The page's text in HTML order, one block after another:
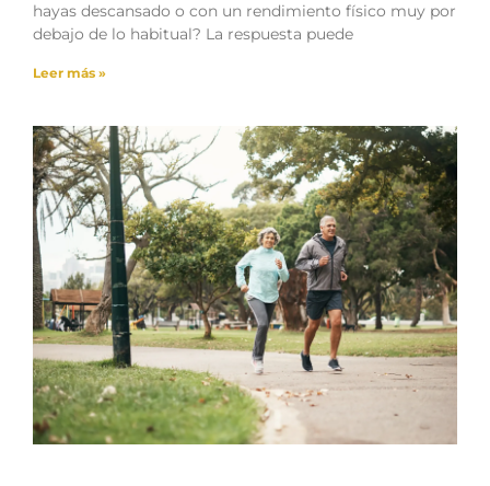
hayas descansado o con un rendimiento físico muy por
debajo de lo habitual? La respuesta puede
Leer más »